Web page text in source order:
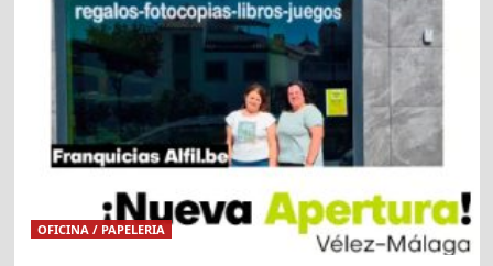
OFICINA / PAPELERIA